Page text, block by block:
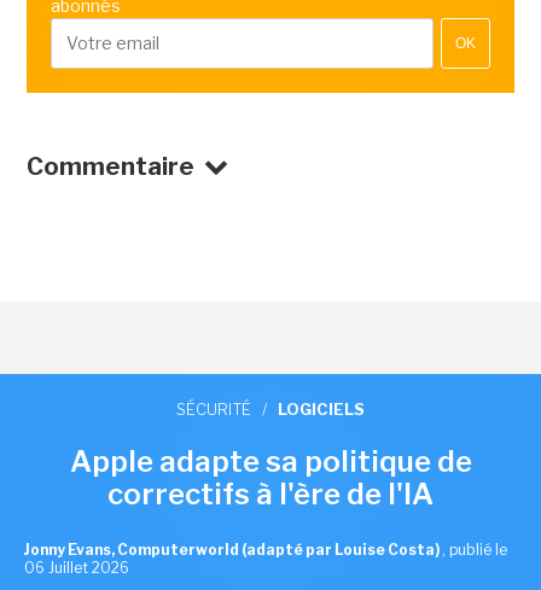
abonnés
OK
Commentaire
SÉCURITÉ / LOGICIELS
Apple adapte sa politique de
correctifs à l'ère de l'IA
Jonny Evans, Computerworld (adapté par Louise Costa) , publié le
06 Juillet 2026